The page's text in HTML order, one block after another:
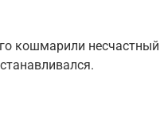
кошмарили несчастный